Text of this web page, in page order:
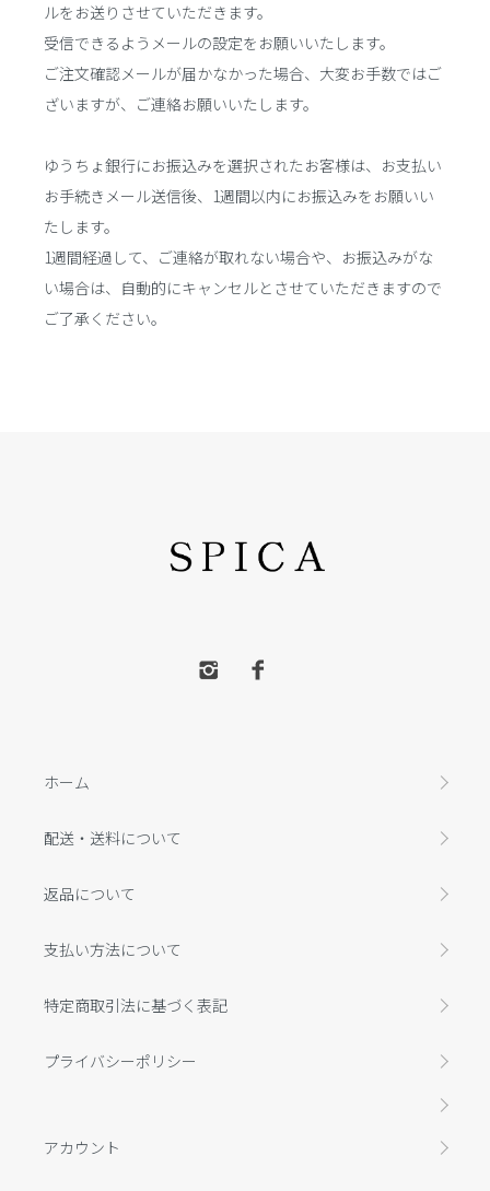
ルをお送りさせていただきます。
受信できるようメールの設定をお願いいたします。
ご注文確認メールが届かなかった場合、大変お手数ではご
ざいますが、ご連絡お願いいたします。
ゆうちょ銀行にお振込みを選択されたお客様は、お支払い
お手続きメール送信後、1週間以内にお振込みをお願いい
たします。
1週間経過して、ご連絡が取れない場合や、お振込みがな
い場合は、自動的にキャンセルとさせていただきますので
ご了承ください。
ホーム
配送・送料について
返品について
支払い方法について
特定商取引法に基づく表記
プライバシーポリシー
アカウント